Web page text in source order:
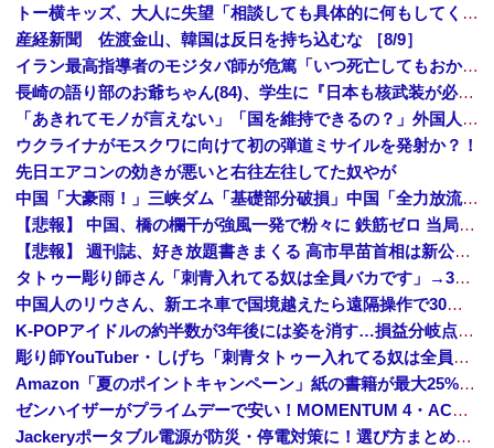
トー横キッズ、大人に失望「相談しても具体的に何もしてくれなくて傷つく。福祉は自由が奪われる」
産経新聞 佐渡金山、韓国は反日を持ち込むな ［8/9］
イラン最高指導者のモジタバ師が危篤「いつ死亡してもおかしくない」…イラン大統領「意思疎通はかなり難しい」！
長崎の語り部のお爺ちゃん(84)、学生に『日本も核武装が必要』と言われびっくり
「あきれてモノが言えない」「国を維持できるの？」外国人の永住許可要件の厳格化で在日中国人の本音は？
ウクライナがモスクワに向けて初の弾道ミサイルを発射か？！
先日エアコンの効きが悪いと右往左往してた奴やが
中国「大豪雨！」三峡ダム「基礎部分破損」中国「全力放流！」台風13号「中国上陸予測」台風15号「中国接近（画像」中国「台風同時上陸！（穀物生産が壊滅危機」→
【悲報】 中国、橋の欄干が強風一発で粉々に 鉄筋ゼロ 当局「接着剤でくっつけただけ」「正常で、品質問題はない」
【悲報】 週刊誌、好き放題書きまくる 高市早苗首相は新公用車の贅を尽くした後部座席でたばこを吸うのが至福の時間「どんどん延びる乗車時間」
タトゥー彫り師さん「刺青入れてる奴は全員バカです」→30万再生ｗｗｗｗｗｗ
中国人のリウさん、新エネ車で国境越えたら遠隔操作で30時間ロックされる！
K-POPアイドルの約半数が3年後には姿を消す…損益分岐点突破は4％未満
彫り師YouTuber・しげち「刺青タトゥー入れてる奴は全員バカです」「すごい民度低い」「5000円好きなんすよ、バカって」
Amazon「夏のポイントキャンペーン」紙の書籍が最大25%ポイント還元 対象と条件を整理（2026年7月）
ゼンハイザーがプライムデーで安い！MOMENTUM 4・ACCENTUMなど対象モデルまとめ！
Jackeryポータブル電源が防災・停電対策に！選び方まとめ【プライムデー最終日】